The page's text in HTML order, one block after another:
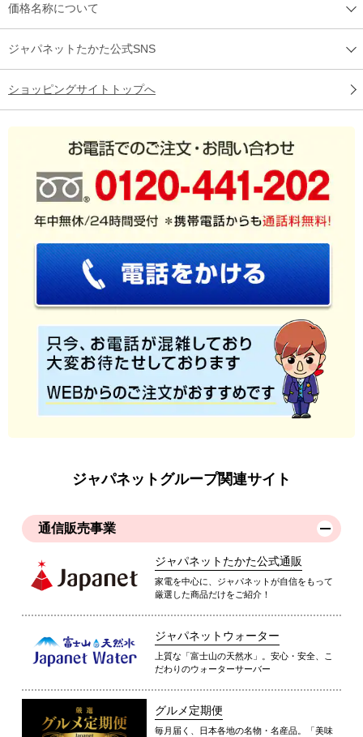
価格名称について
ジャパネットたかた公式SNS
ショッピングサイトトップへ
ジャパネットグループ関連サイト
通信販売事業
ジャパネットたかた公式通販
家電を中心に、ジャパネットが自信をもって
厳選した商品だけをご紹介！
ジャパネットウォーター
上質な「富士山の天然水」。安心・安全、こ
だわりのウォーターサーバー
グルメ定期便
毎月届く、日本各地の名物・名産品。「美味